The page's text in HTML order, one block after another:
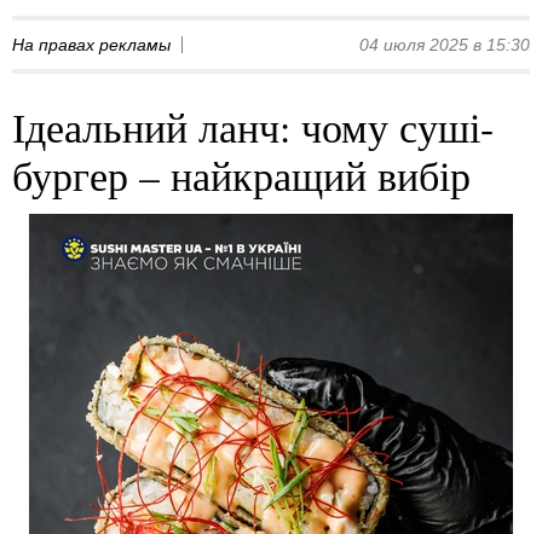
На правах рекламы 04 июля 2025 в 15:30
Ідеальний ланч: чому суші-
бургер – найкращий вибір